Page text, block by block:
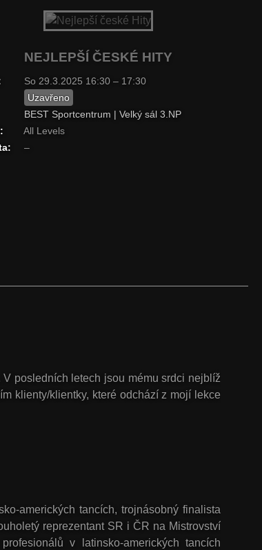
NEJLEPŠÍ ČESKÉ HITY
So 29.3.2025 16:30 – 17:30
Uzavřeno
BEST Sportcentrum | Velký sál 3.NP
All Levels
–
posledních letech jsou mému srdci nejblíž
klienty/klientky, které odchází z mojí lekce
amerických tancích, trojnásobný finalista
reprezentant SR i ČR na Mistrovství
v latinsko-amerických tancích